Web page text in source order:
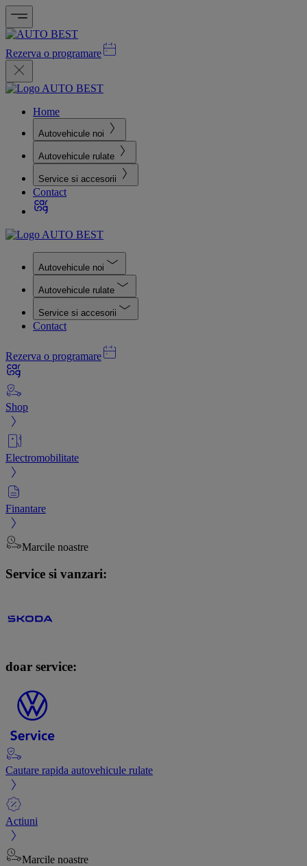
Rezerva o programare
Home
Autovehicule noi
Autovehicule rulate
Service si accesorii
Contact
Autovehicule noi
Autovehicule rulate
Service si accesorii
Contact
Rezerva o programare
Shop
Electromobilitate
Finantare
Marcile noastre
Service si vanzari:
doar service:
Cautare rapida autovehicule rulate
Actiuni
Marcile noastre